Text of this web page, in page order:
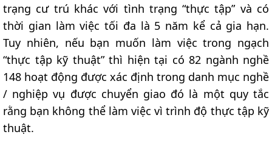
trạng cư trú khác với tình trạng “thực tập” và có
thời gian làm việc tối đa là 5 năm kể cả gia hạn.
Tuy nhiên, nếu bạn muốn làm việc trong ngạch
“thực tập kỹ thuật” thì hiện tại có 82 ngành nghề
148 hoạt động được xác định trong danh mục nghề
/ nghiệp vụ được chuyển giao đó là một quy tắc
rằng bạn không thể làm việc vì trình độ thực tập kỹ
thuật.